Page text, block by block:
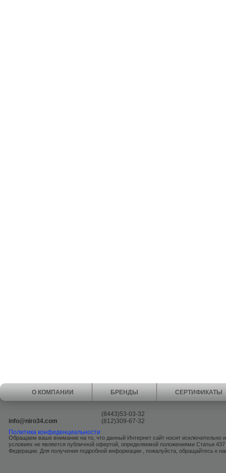
О КОМПАНИИ БРЕНДЫ СЕРТИФИКАТЫ
info@niro34.com
(8443)53-03-32
(812)309-67-32
Политика конфиденциальности
Обращаем ваше внимание на то, что данный Интернет сайт носит исключительно
условиях не является публичной офертой, определяемой положениями Статьи 437
Федерации. Для получения подробной информации , пожалуйста, обращайтесь к